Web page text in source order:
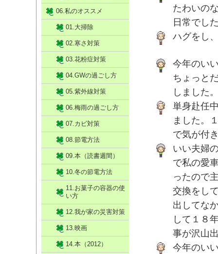
たわいの
日常でし
ハグをし
今年のい
ちょっと
しました
単身赴任
ました。
で気が付
いい夫婦
で私の愛
ったので
交換をし
出してな
して１８
事が沢山
今年のい
06.私のオススメ
01.大掃除
02.寒さ対策
03.花粉症対策
04.GWの過ごし方
05.紫外線対策
06.梅雨の過ごし方
07.カビ対策
08.節電方法
09.本（読書週間）
10.冬の節電方法
11.お菓子の容器の使
い方
12.我が家の災害対策
13.映画
14.本（2012）